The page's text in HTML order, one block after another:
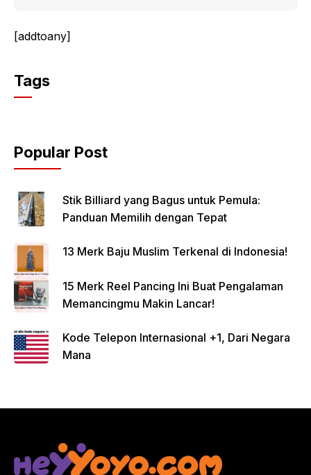
[addtoany]
Tags
Popular Post
Stik Billiard yang Bagus untuk Pemula:
Panduan Memilih dengan Tepat
13 Merk Baju Muslim Terkenal di Indonesia!
15 Merk Reel Pancing Ini Buat Pengalaman
Memancingmu Makin Lancar!
Kode Telepon Internasional +1, Dari Negara
Mana